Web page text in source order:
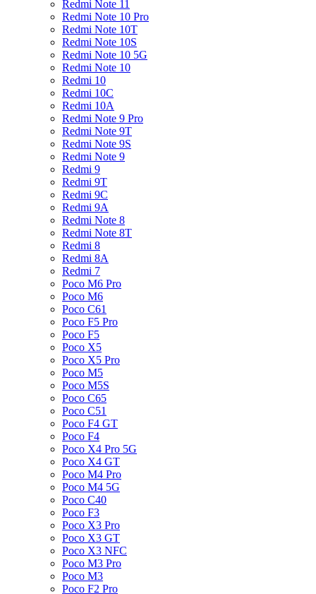
Redmi Note 11
Redmi Note 10 Pro
Redmi Note 10T
Redmi Note 10S
Redmi Note 10 5G
Redmi Note 10
Redmi 10
Redmi 10C
Redmi 10A
Redmi Note 9 Pro
Redmi Note 9T
Redmi Note 9S
Redmi Note 9
Redmi 9
Redmi 9T
Redmi 9C
Redmi 9A
Redmi Note 8
Redmi Note 8T
Redmi 8
Redmi 8A
Redmi 7
Poco M6 Pro
Poco M6
Poco C61
Poco F5 Pro
Poco F5
Poco X5
Poco X5 Pro
Poco M5
Poco M5S
Poco C65
Poco C51
Poco F4 GT
Poco F4
Poco X4 Pro 5G
Poco X4 GT
Poco M4 Pro
Poco M4 5G
Poco C40
Poco F3
Poco X3 Pro
Poco X3 GT
Poco X3 NFC
Poco M3 Pro
Poco M3
Poco F2 Pro